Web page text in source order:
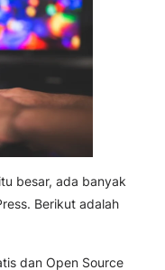
besar, ada banyak
Berikut adalah
dan Open Source